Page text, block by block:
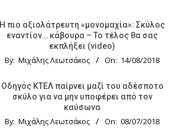
Η πιο αξιολάτρευτη «μονομαχία»: Σκύλος
εναντίον… κάβουρα – Το τέλος θα σας
εκπλήξει (video)
By: Μιχάλης Λεωτσάκος On: 14/08/2018
Οδηγός KTΕΛ παίρνει μαζί του αδέσποτο
σκύλο για να μην υποφέρει από τον
καύσωνα
By: Μιχάλης Λεωτσάκος On: 08/07/2018